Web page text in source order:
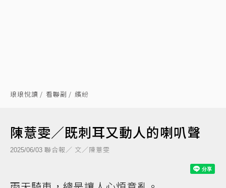
琅琅悅讀 看聯副 繽紛
陳薏雯／既刺耳又動人的喇叭聲
2025/06/03 聯合報／ 文／陳薏雯